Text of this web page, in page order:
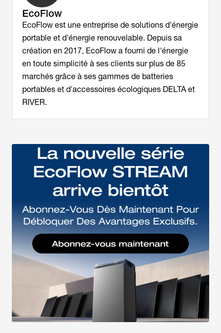
EcoFlow
EcoFlow est une entreprise de solutions d'énergie
portable et d'énergie renouvelable. Depuis sa
création en 2017, EcoFlow a fourni de l'énergie
en toute simplicité à ses clients sur plus de 85
marchés grâce à ses gammes de batteries
portables et d'accessoires écologiques DELTA et
RIVER.